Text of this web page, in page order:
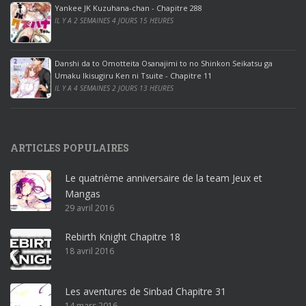
ff
i
c
e
2
0
1
r
o
ff
i
c
e
3
Yankee JK Kuzuhana-chan - Chapitre 288
IL Y A 2 SEMAINES 4 JOURS 15 HEURES
Danshi da to Omotteita Osanajimi to no Shinkon Seikatsu ga
Umaku Ikisugiru Ken ni Tsuite - Chapitre 11
IL Y A 4 SEMAINES 2 JOURS 13 HEURES
ARTICLES POPULAIRES
Le quatrième anniversaire de la team Jeux et
Mangas
29 avril 2016
Rebirth Knight Chapitre 18
18 avril 2016
Les aventures de Sinbad Chapitre 31